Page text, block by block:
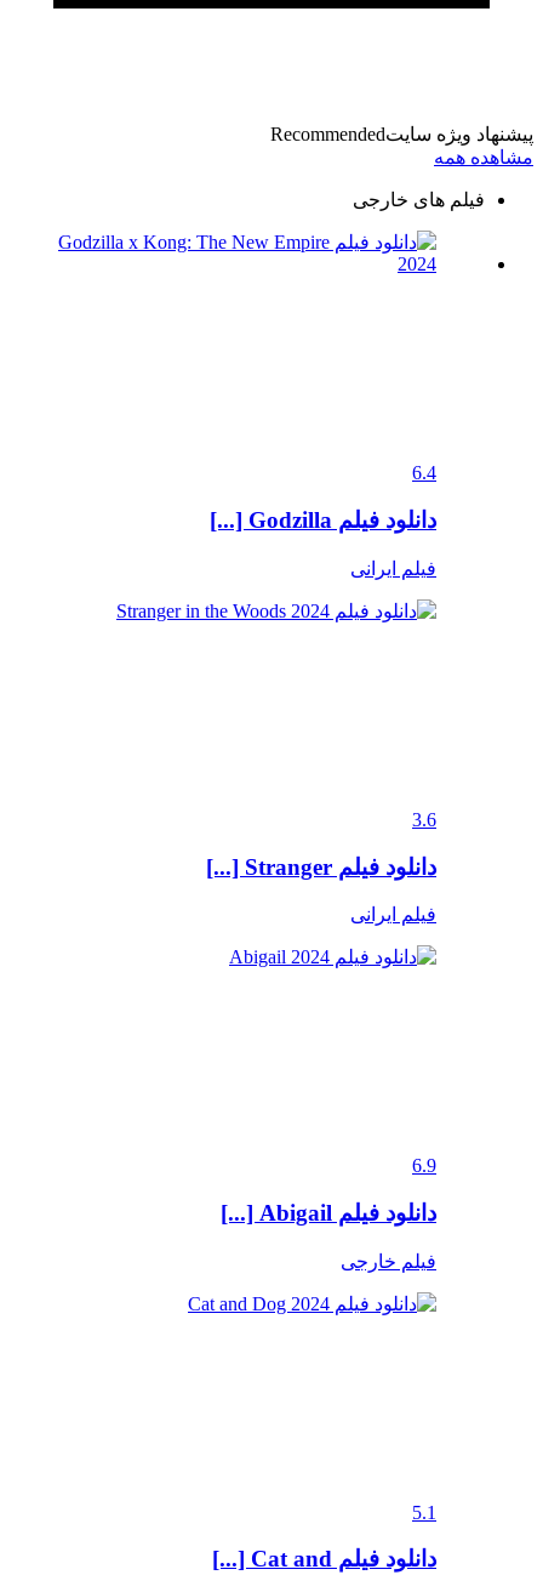
پیشنهاد ویژه سایتRecommended
مشاهده همه
فیلم های خارجی
6.4
دانلود فیلم Godzilla [...]
فیلم ایرانی
3.6
دانلود فیلم Stranger [...]
فیلم ایرانی
6.9
دانلود فیلم Abigail [...]
فیلم خارجی
5.1
دانلود فیلم Cat and [...]